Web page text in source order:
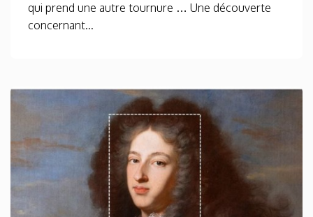
qui prend une autre tournure … Une découverte
concernant...